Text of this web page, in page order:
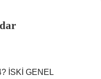
İSKİ GENEL